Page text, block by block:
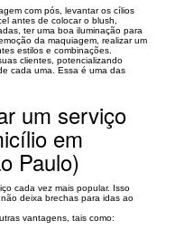
com pós, levantar os cílios
antes de colocar o blush,
ter uma boa iluminação para
da maquiagem, realizar um
estilos e combinações.
clientes, potencializando
cada uma. Essa é uma das
um serviço
em
Paulo)
cada vez mais popular. Isso
deixa brechas para idas ao
vantagens, tais como: